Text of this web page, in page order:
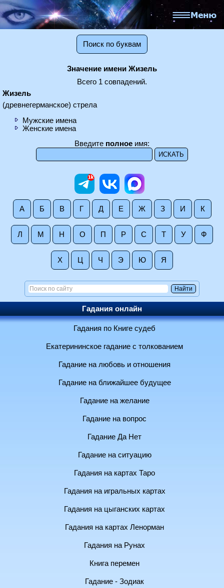
Поиск по буквам
Значение имени Жизель
Всего 1 совпадений.
Жизель
(древнегерманское) стрела
Мужские имена
Женские имена
Введите полное имя:
А Б В Г Д Е Ж З И К
Л М Н О П Р С Т У Ф
Х Ц Ч Э Ю Я
Гадания онлайн
Гадания по Книге судеб
Екатерининское гадание с толкованием
Гадание на любовь и отношения
Гадание на ближайшее будущее
Гадание на желание
Гадание на вопрос
Гадание Да Нет
Гадание на ситуацию
Гадания на картах Таро
Гадания на игральных картах
Гадания на цыганских картах
Гадания на картах Ленорман
Гадания на Рунах
Книга перемен
Гадание - Зодиак